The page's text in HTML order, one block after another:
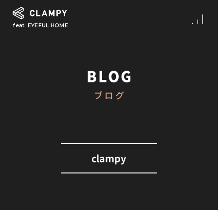
feat. EYEFUL HOME
Our Works
BLOG
ブログ
clampy